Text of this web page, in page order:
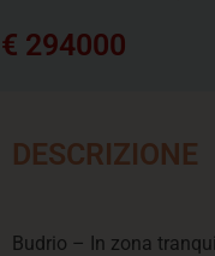
€ 294000
DESCRIZIONE
Budrio – In zona